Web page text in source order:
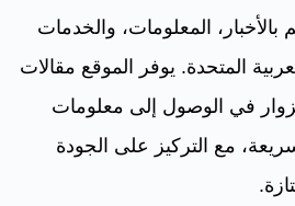
المعلومات، والخدمات
المتحدة. يوفر الموقع مقالات
في الوصول إلى معلومات
مع التركيز على الجودة